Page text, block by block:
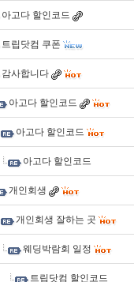
아고다 할인코드
트립닷컴 쿠폰
감사합니다
아고다 할인코드
아고다 할인코드
아고다 할인코드
개인회생
개인회생 잘하는 곳
웨딩박람회 일정
트립닷컴 할인코드